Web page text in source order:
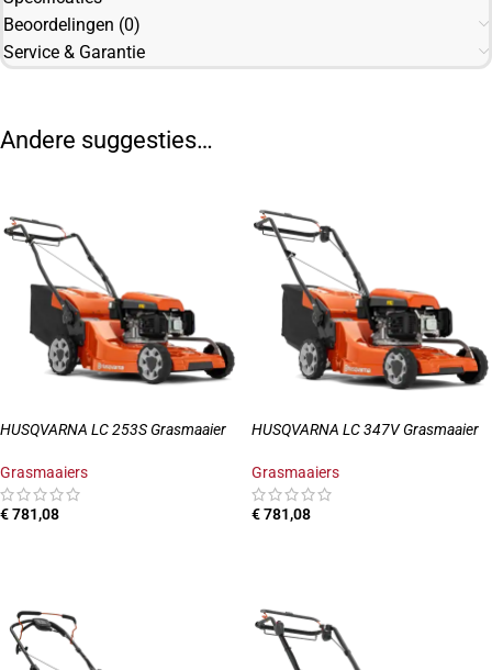
Beoordelingen (0)
Service & Garantie
Andere suggesties…
HUSQVARNA LC 253S Grasmaaier
Grasmaaiers
€781,08
HUSQVARNA LC 347V Grasmaaier
Grasmaaiers
€781,08